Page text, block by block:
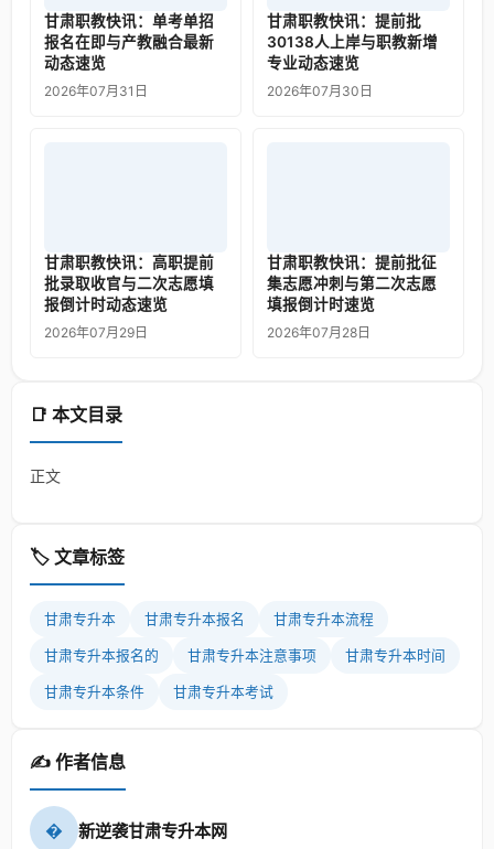
📑 本文目录
正文
🏷️ 文章标签
甘肃专升本 甘肃专升本报名 甘肃专升本流程
甘肃专升本报名的 甘肃专升本注意事项 甘肃专升本时间
甘肃专升本条件 甘肃专升本考试
✍️ 作者信息
� 新逆袭甘肃专升本网
甘肃职教快讯：单考单招
报名在即与产教融合最新
动态速览
2026年07月31日
甘肃职教快讯：提前批
30138人上岸与职教新增
专业动态速览
2026年07月30日
甘肃职教快讯：高职提前
批录取收官与二次志愿填
报倒计时动态速览
2026年07月29日
甘肃职教快讯：提前批征
集志愿冲刺与第二次志愿
填报倒计时速览
2026年07月28日